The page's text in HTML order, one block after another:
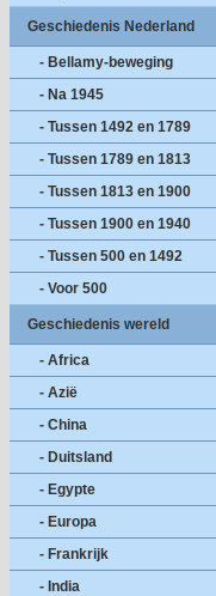
Geschiedenis Nederland
- Bellamy-beweging
- Na 1945
- Tussen 1492 en 1789
- Tussen 1789 en 1813
- Tussen 1813 en 1900
- Tussen 1900 en 1940
- Tussen 500 en 1492
- Voor 500
Geschiedenis wereld
- Africa
- Azië
- China
- Duitsland
- Egypte
- Europa
- Frankrijk
- India